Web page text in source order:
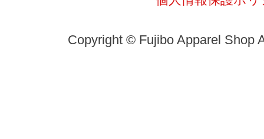
Copyright © Fujibo Apparel Shop